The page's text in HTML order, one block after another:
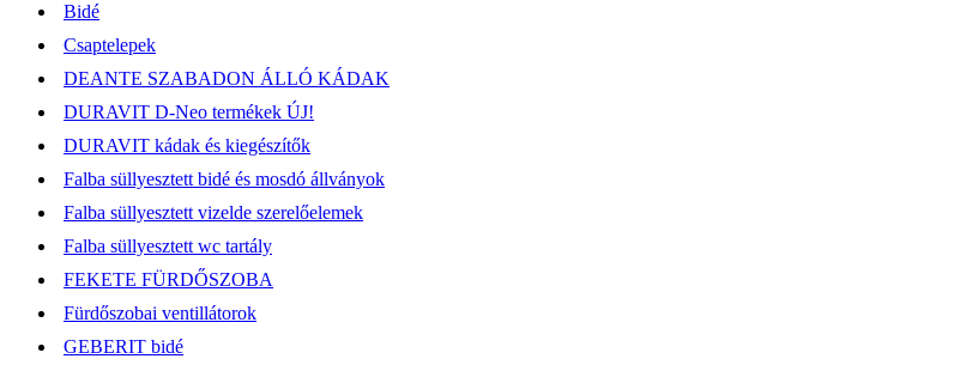
Bidé
Csaptelepek
DEANTE SZABADON ÁLLÓ KÁDAK
DURAVIT D-Neo termékek ÚJ!
DURAVIT kádak és kiegészítők
Falba süllyesztett bidé és mosdó állványok
Falba süllyesztett vizelde szerelőelemek
Falba süllyesztett wc tartály
FEKETE FÜRDŐSZOBA
Fürdőszobai ventillátorok
GEBERIT bidé